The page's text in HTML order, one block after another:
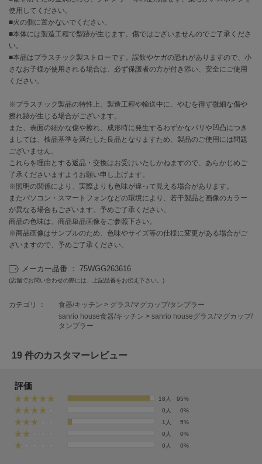
emmi
エミ
emmi atelier
エミ アトリエ
emmi yoga
ETRÉ TOKYO
エトレトウキョウ
ey
アイ
FILA
フィラ
FRAY I.D
フレイアイディー
FURFUR
ファーファー
ジェラート ピケ
GELATO PIQUE CAT&DOG
gelato pique Sleep
ジェラート ピケ スリープ
GRAMICCI
グラミチ
使用してください。
■火の側に置かないでください。
■本体には製造工程で型跡が生じます。傷ではございませんのでご了承くださ
い。
■本品はプラスチック製ストローです。誤飲やケガの恐れがありますので、小
さなお子様が使用される場合は、必ず保護者の方が付き添い、安全にご使用
ください。
※プラスチック製品の特性上、製造工程や輸送中に、やむを得ず微細な傷や
擦れ跡が生じる場合がございます。
また、表面の細かな傷や擦れ、成形時に発生するわずかなバリや凹凸につき
ましては、検品基準を満たした良品となりますため、製品のご使用には問題
ございません。
これらを理由とする返品・交換はお受けいたしかねますので、あらかじめご
了承くださいますようお願い申し上げます。
※照明の関係により、実際よりも色味が違って見える場合があります。
またパソコン・スマートフォンなどの環境により、若干製品と画像のカラー
が異なる場合もございます。予めご了承ください。
商品の色味は、商品単品画像をご参照下さい。
※商品画像はサンプルのため、色味やサイズ等の仕様に変更がある場合がご
ざいますので、予めご了承ください。
メーカー品番 ： 75WGG263616
(店舗でお問い合わせの際には、上記品番をお伝え下さい。)
カテゴリ ： 食器/キッチン > グラス/マグカップ/タンブラー
sanrio house食器/キッチン > sanrio houseグラス/マグカップ/
タンブラー
19 件のカスタマーレビュー
評価
18人
95%
0人
0%
1人
5%
0人
0%
0人
0%